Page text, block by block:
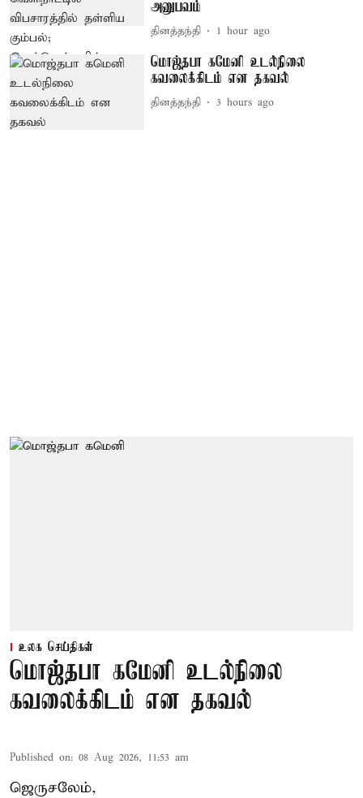
அனுபவம்
தினத்தந்தி 1 hour ago
மொஜ்தபா கமேனி உடல்நிலை
கவலைக்கிடம் என தகவல்
தினத்தந்தி 3 hours ago
உலக செய்திகள்
மொஜ்தபா கமேனி உடல்நிலை
கவலைக்கிடம் என தகவல்
Published on: 08 Aug 2026, 11:53 am
ஜெருசலேம்,